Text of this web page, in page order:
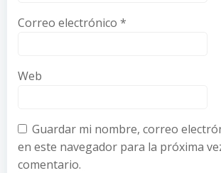
Correo electrónico *
Web
Guardar mi nombre, correo
en este navegador para la próxima
comentario.